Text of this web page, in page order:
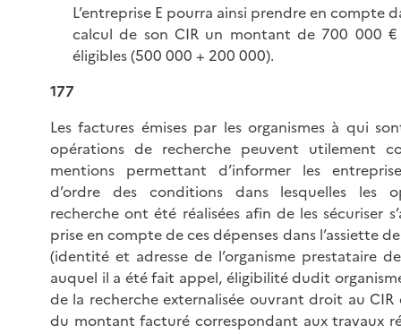
L’entreprise E pourra ainsi prendre en compte
calcul de son CIR un montant de 700 000 €
éligibles (500 000 + 200 000).
177
Les factures émises par les organismes à qui
opérations de recherche peuvent utilement
mentions permettant d’informer les
d’ordre des conditions dans lesquelles les
recherche ont été réalisées afin de les sécuriser
prise en compte de ces dépenses dans l’assiette
(identité et adresse de l’organisme prestataire
auquel il a été fait appel, éligibilité dudit
de la recherche externalisée ouvrant droit au
du montant facturé correspondant aux travaux